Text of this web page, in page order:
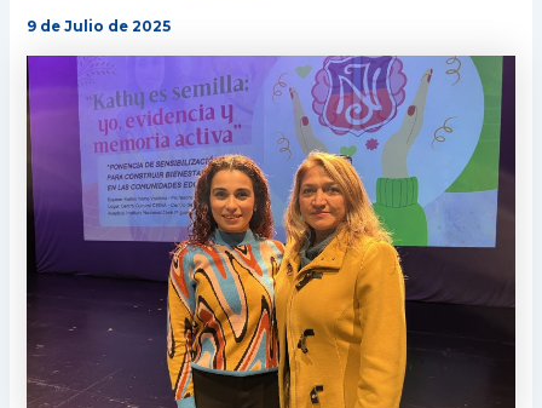
9 de Julio de 2025